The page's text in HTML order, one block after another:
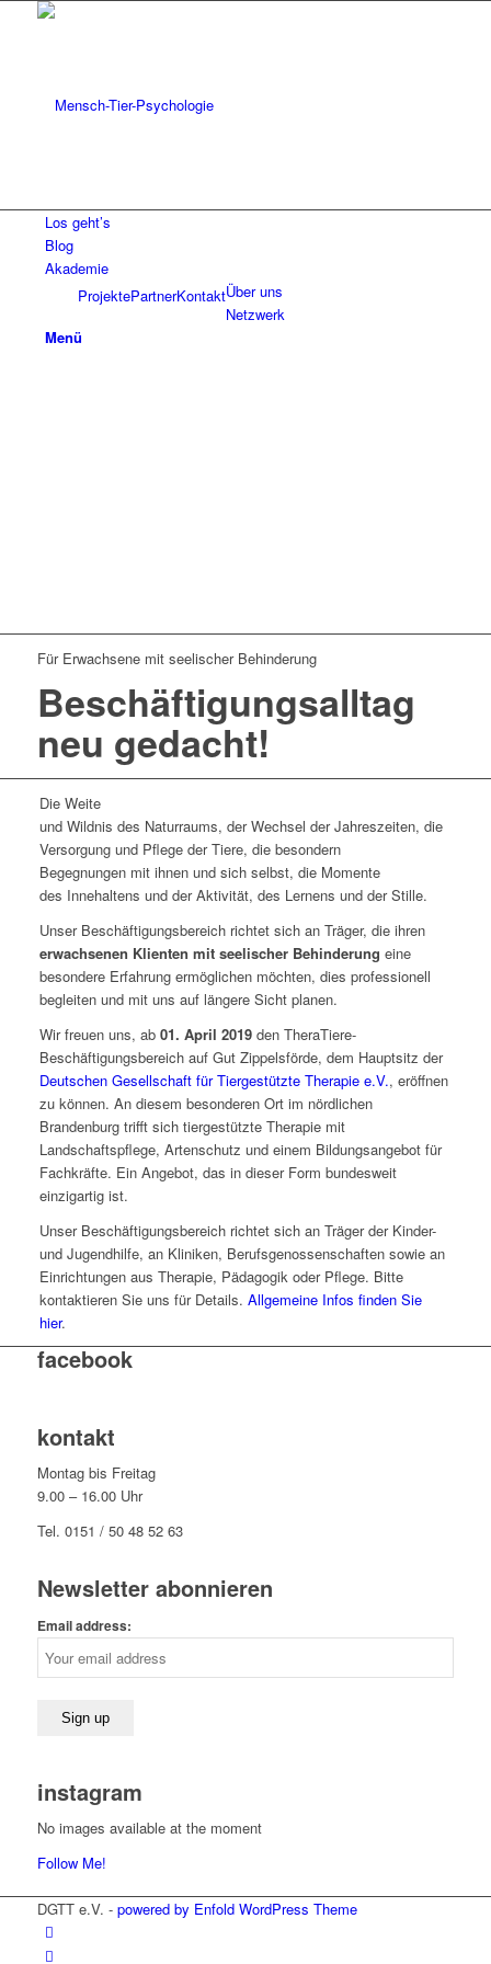
Los geht’s
Blog
Akademie
Über uns
ProjektePartnerKontakt
Netzwerk
Menü
Für Erwachsene mit seelischer Behinderung
Beschäftigungsalltag
neu gedacht!
Die Weite
und Wildnis des Naturraums, der Wechsel der Jahreszeiten, die
Versorgung und Pflege der Tiere, die besondern
Begegnungen mit ihnen und sich selbst, die Momente
des Innehaltens und der Aktivität, des Lernens und der Stille.
Unser Beschäftigungsbereich richtet sich an Träger, die ihren
erwachsenen Klienten mit seelischer Behinderung eine
besondere Erfahrung ermöglichen möchten, dies professionell
begleiten und mit uns auf längere Sicht planen.
Wir freuen uns, ab 01. April 2019den TheraTiere-
Beschäftigungsbereich auf Gut Zippelsförde, dem Hauptsitz der
Deutschen Gesellschaft für Tiergestützte Therapie e.V., eröffnen
zu können. An diesem besonderen Ort im nördlichen
Brandenburg trifft sich tiergestützte Therapie mit
Landschaftspflege, Artenschutz und einem Bildungsangebot für
Fachkräfte. Ein Angebot, das in dieser Form bundesweit
einzigartig ist.
Unser Beschäftigungsbereich richtet sich an Träger der Kinder-
und Jugendhilfe, an Kliniken, Berufsgenossenschaften sowie an
Einrichtungen aus Therapie, Pädagogik oder Pflege. Bitte
kontaktieren Sie uns für Details. Allgemeine Infos finden Sie
hier.
facebook
kontakt
Montag bis Freitag
9.00 – 16.00 Uhr
Tel. 0151 / 50 48 52 63
Newsletter abonnieren
Email address:
instagram
No images available at the moment
Follow Me!
DGTT e.V. - powered by Enfold WordPress Theme